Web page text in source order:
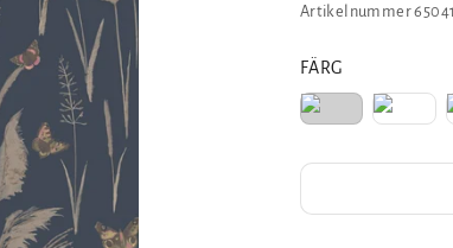
Artikelnummer
FÄRG